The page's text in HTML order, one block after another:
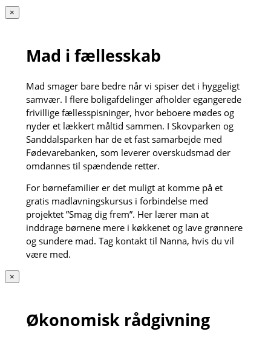
×
Mad i fællesskab
Mad smager bare bedre når vi spiser det i hyggeligt
samvær. I flere boligafdelinger afholder egangerede
frivillige fællesspisninger, hvor beboere mødes og
nyder et lækkert måltid sammen. I Skovparken og
Sanddalsparken har de et fast samarbejde med
Fødevarebanken, som leverer overskudsmad der
omdannes til spændende retter.
For børnefamilier er det muligt at komme på et
gratis madlavningskursus i forbindelse med
projektet ”Smag dig frem”. Her lærer man at
inddrage børnene mere i køkkenet og lave grønnere
og sundere mad. Tag kontakt til Nanna, hvis du vil
være med.
×
Økonomisk rådgivning